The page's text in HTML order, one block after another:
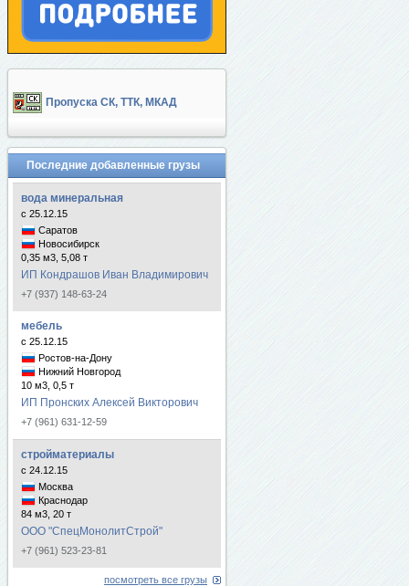
Пропуска СК, ТТК, МКАД
Последние добавленные грузы
вода минеральная
с 25.12.15
Саратов
Новосибирск
0,35 м3, 5,08 т
ИП Кондрашов Иван Владимирович
+7 (937) 148-63-24
мебель
с 25.12.15
Ростов-на-Дону
Нижний Новгород
10 м3, 0,5 т
ИП Пронских Алексей Викторович
+7 (961) 631-12-59
стройматериалы
с 24.12.15
Москва
Краснодар
84 м3, 20 т
ООО "СпецМонолитСтрой"
+7 (961) 523-23-81
посмотреть все грузы